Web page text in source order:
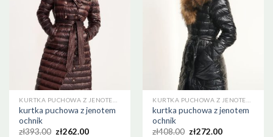
kurtka puchowa z jenotem
ochnik
zł393.00 zł262.00
kurtka puchowa z jenotem
ochnik
zł408.00 zł272.00